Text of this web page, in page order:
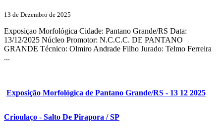
13 de Dezembro de 2025
Exposiçao Morfológica Cidade: Pantano Grande/RS Data:
13/12/2025 Núcleo Promotor: N.C.C.C. DE PANTANO
GRANDE Técnico: Olmiro Andrade Filho Jurado: Telmo Ferreira
...
Exposição Morfológica de Pantano Grande/RS - 13 12 2025
Crioulaço - Salto De Pirapora / SP